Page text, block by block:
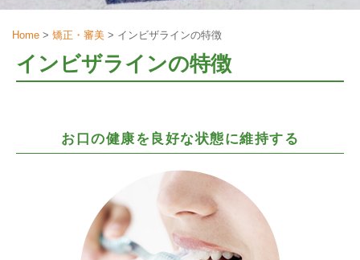
Home > 矯正・審美 > インビザラインの特徴
インビザラインの特徴
お口の健康を良好な状態に維持する